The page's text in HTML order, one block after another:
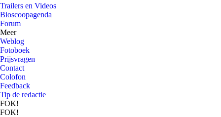
Trailers en Videos
Bioscoopagenda
Forum
Meer
Weblog
Fotoboek
Prijsvragen
Contact
Colofon
Feedback
Tip de redactie
FOK!
FOK!